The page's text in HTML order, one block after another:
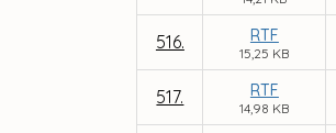
516. RTF
15,25 KB
517. RTF
14,98 KB